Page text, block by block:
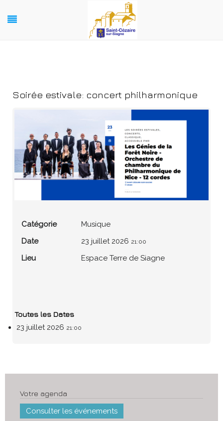
Soirée estivale: concert philharmonique
Catégorie
Musique
Date
23 juillet 2026 21:00
Lieu Espace Terre de Siagne
Toutes les Dates
23 juillet 2026 21:00
Votre agenda
Consulter les événements